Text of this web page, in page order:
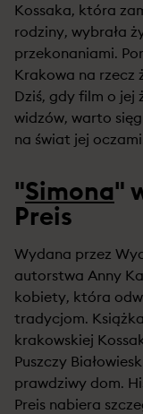
Kossaka, która
rodziny, wybrała
przekonaniami.
Krakowa na rzecz
Dziś, gdy film o
widzów, warto
na świat jej
"Simona"
Preis
Wydana przez
autorstwa Anny
kobiety, która
tradycjom.
krakowskiej
Puszczy
prawdziwy dom.
Preis nabiera